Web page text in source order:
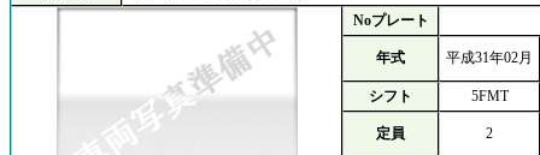
Noプレート
年式 平成31年02月
シフト 5FMT
定員 2